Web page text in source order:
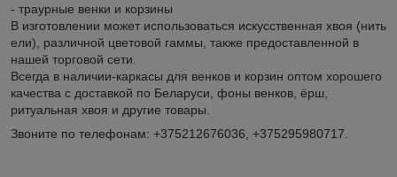
- траурные венки и корзины
В изготовлении может использоваться искусственная хвоя (нить
ели), различной цветовой гаммы, также предоставленной в
нашей торговой сети.
Всегда в наличии-каркасы для венков и корзин оптом хорошего
качества с доставкой по Беларуси, фоны венков, ёрш,
ритуальная хвоя и другие товары.
Звоните по телефонам: +375212676036, +375295980717.